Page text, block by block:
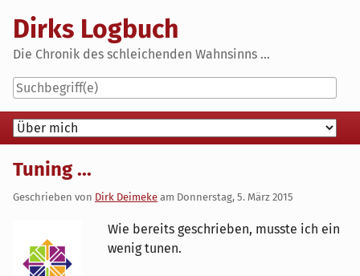
content
Dirks Logbuch
Die Chronik des schleichenden Wahnsinns ...
Navigation
Tuning ...
Geschrieben von Dirk Deimeke am Donnerstag, 5. März 2015
Wie bereits geschrieben, musste ich ein
wenig tunen.